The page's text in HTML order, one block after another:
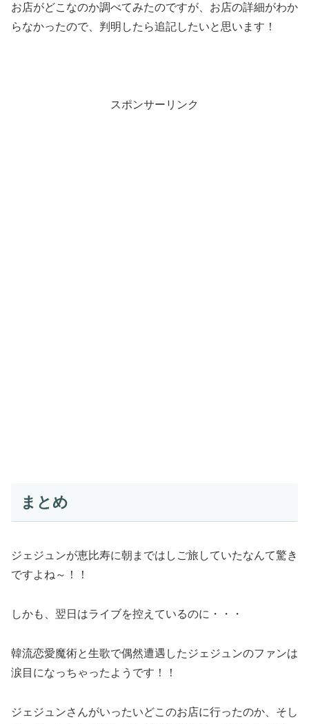
お店がどこなのか調べてみたのですが、お店の詳細がわか
らなかったので、判明したら追記したいと思います！
スポンサーリンク
まとめ
ジェジュンが恵比寿に朝まではしご旅していたなんて驚き
ですよね～！！
しかも、翌日はライブを控えているのに・・・
韓流恋愛魔術と生歌で偶然遭遇したジェジュンのファンは
涙目になっちゃったようです！！
ジェジュンさんがいったいどこのお店に行ったのか、そし